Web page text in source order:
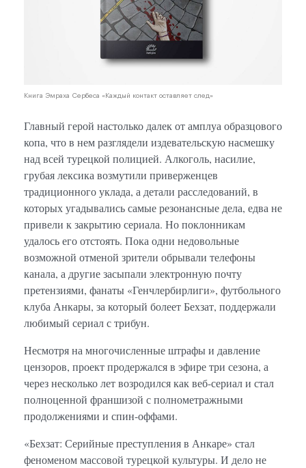
Книга Эмраха Сербеса «Каждый контакт оставляет след»
Главный герой настолько далек от амплуа образцового
копа, что в нем разглядели издевательскую насмешку
над всей турецкой полицией. Алкоголь, насилие,
грубая лексика возмутили приверженцев
традиционного уклада, а детали расследований, в
которых угадывались самые резонансные дела, едва не
привели к закрытию сериала. Но поклонникам
удалось его отстоять. Пока одни недовольные
возможной отменой зрители обрывали телефоны
канала, а другие засыпали электронную почту
претензиями, фанаты «Генчлербирлиги», футбольного
клуба Анкары, за который болеет Бехзат, поддержали
любимый сериал с трибун.
Несмотря на многочисленные штрафы и давление
цензоров, проект продержался в эфире три сезона, а
через несколько лет возродился как веб-сериал и стал
полноценной франшизой с полнометражными
продолжениями и спин-оффами.
«Бехзат: Серийные преступления в Анкаре» стал
феноменом массовой турецкой культуры. И дело не